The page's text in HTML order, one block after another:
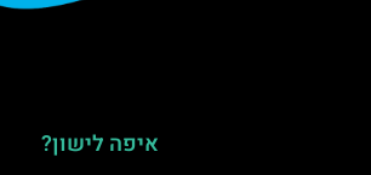
איפה לישון?